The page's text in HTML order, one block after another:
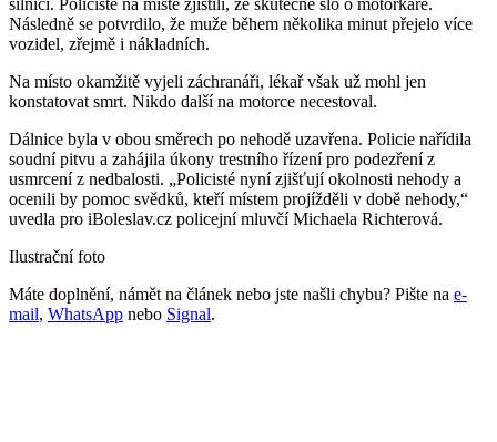
silnici. Policisté na místě zjistili, že skutečně šlo o motorkáře.
Následně se potvrdilo, že muže během několika minut přejelo více
vozidel, zřejmě i nákladních.
Na místo okamžitě vyjeli záchranáři, lékař však už mohl jen
konstatovat smrt. Nikdo další na motorce necestoval.
Dálnice byla v obou směrech po nehodě uzavřena. Policie nařídila
soudní pitvu a zahájila úkony trestního řízení pro podezření z
usmrcení z nedbalosti. „Policisté nyní zjišťují okolnosti nehody a
ocenili by pomoc svědků, kteří místem projížděli v době nehody,“
uvedla pro iBoleslav.cz policejní mluvčí Michaela Richterová.
Ilustrační foto
Máte doplnění, námět na článek nebo jste našli chybu? Pište na e-
mail, WhatsApp nebo Signal.